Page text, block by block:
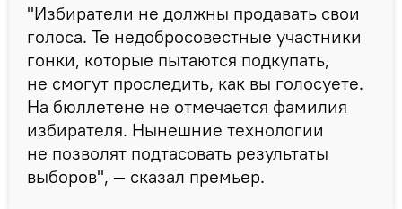
"Избиратели не должны продавать свои
голоса. Те недобросовестные участники
гонки, которые пытаются подкупать,
не смогут проследить, как вы голосуете.
На бюллетене не отмечается фамилия
избирателя. Нынешние технологии
не позволят подтасовать результаты
выборов", — сказал премьер.